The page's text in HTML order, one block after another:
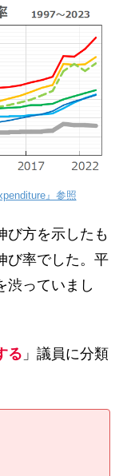
』参照
び方を示したも
び率でした。平
渋っていまし
る 」議員に分類